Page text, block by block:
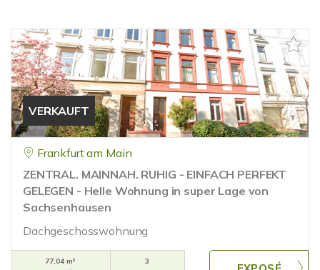
VERKAUFT
Frankfurt am Main
ZENTRAL. MAINNAH. RUHIG - EINFACH PERFEKT
GELEGEN - Helle Wohnung in super Lage von
Sachsenhausen
Dachgeschosswohnung
77,04 m²
3